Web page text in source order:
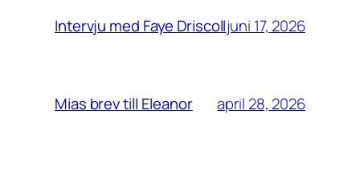
Intervju med Faye Driscolljuni 17, 2026
Mias brev till Eleanor april 28, 2026